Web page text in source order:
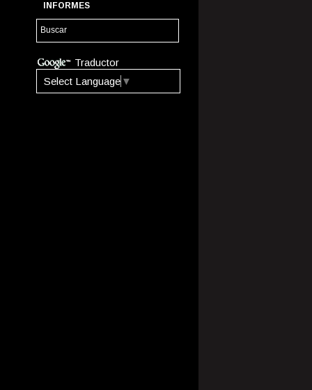
INFORMES
Traductor
Select Language ▼